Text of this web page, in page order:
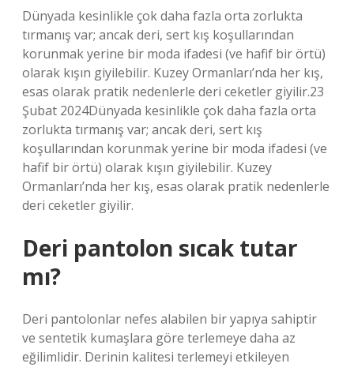
Dünyada kesinlikle çok daha fazla orta zorlukta
tırmanış var; ancak deri, sert kış koşullarından
korunmak yerine bir moda ifadesi (ve hafif bir örtü)
olarak kışın giyilebilir. Kuzey Ormanları’nda her kış,
esas olarak pratik nedenlerle deri ceketler giyilir.23
Şubat 2024Dünyada kesinlikle çok daha fazla orta
zorlukta tırmanış var; ancak deri, sert kış
koşullarından korunmak yerine bir moda ifadesi (ve
hafif bir örtü) olarak kışın giyilebilir. Kuzey
Ormanları’nda her kış, esas olarak pratik nedenlerle
deri ceketler giyilir.
Deri pantolon sıcak tutar
mı?
Deri pantolonlar nefes alabilen bir yapıya sahiptir
ve sentetik kumaşlara göre terlemeye daha az
eğilimlidir. Derinin kalitesi terlemeyi etkileyen